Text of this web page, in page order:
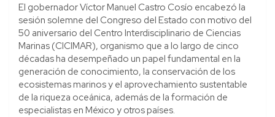
El gobernador Víctor Manuel Castro Cosío encabezó la
sesión solemne del Congreso del Estado con motivo del
50 aniversario del Centro Interdisciplinario de Ciencias
Marinas (CICIMAR), organismo que a lo largo de cinco
décadas ha desempeñado un papel fundamental en la
generación de conocimiento, la conservación de los
ecosistemas marinos y el aprovechamiento sustentable
de la riqueza oceánica, además de la formación de
especialistas en México y otros países.